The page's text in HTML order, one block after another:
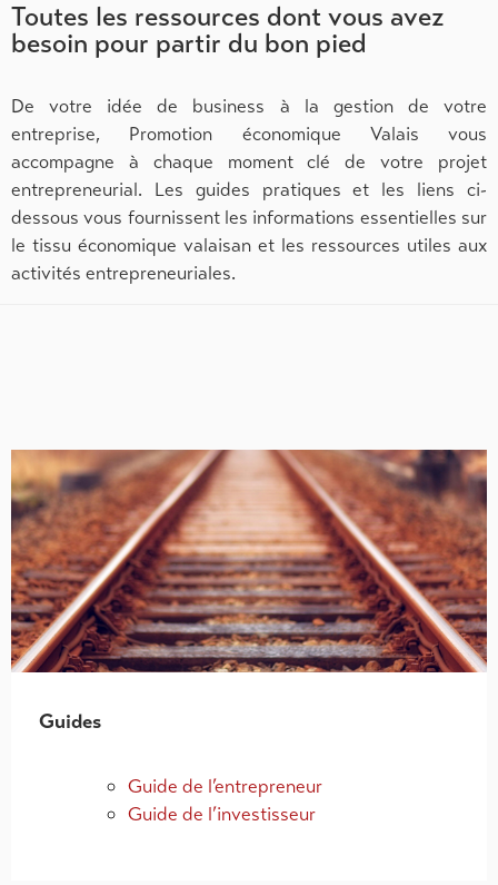
Toutes les ressources dont vous avez
besoin pour partir du bon pied
De votre idée de business à la gestion de votre
entreprise, Promotion économique Valais vous
accompagne à chaque moment clé de votre projet
entrepreneurial. Les guides pratiques et les liens ci-
dessous vous fournissent les informations essentielles sur
le tissu économique valaisan et les ressources utiles aux
activités entrepreneuriales.
Guides
Guide de l’entrepreneur
Guide de l’investisseur